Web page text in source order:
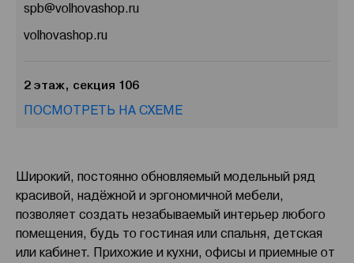
spb@volhovashop.ru
volhovashop.ru
2 этаж, секция 106
ПОСМОТРЕТЬ НА СХЕМЕ
Широкий, постоянно обновляемый модельный ряд
красивой, надёжной и эргономичной мебели,
позволяет создать незабываемый интерьер любого
помещения, будь то гостиная или спальня, детская
или кабинет. Прихожие и кухни, офисы и приемные от